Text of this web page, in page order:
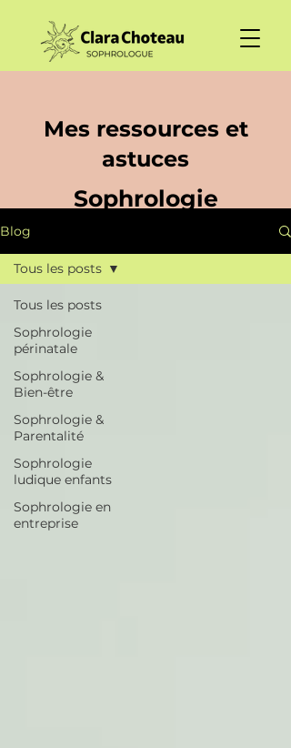
Mes ressources et
astuces
Sophrologie
Blog
Tous les posts
Sophrologie
périnatale
Sophrologie &
Bien-être
Sophrologie &
Parentalité
Sophrologie
ludique enfants
Sophrologie en
entreprise
Tous les posts